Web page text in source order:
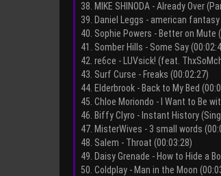
38. MIKE SHINODA - Already Over
39. Daniel Leggs - american fantasy
40. Sophie Powers - Better on
41. Somber Hills - Some Say
42. re6ce - LUVsick! (feat.
43. Surf Curse - Freaks (00:02:27)
44. Elderbrook - Back to My Bed
45. Chloe Moriondo - I Want to Be
46. Biffy Clyro - Instant History
47. MisterWives - 3 small words
48. Salem - Throat (00:03:28)
49. Daisy Grenade - How to Hide a
50. Coldplay - Man in the Moon